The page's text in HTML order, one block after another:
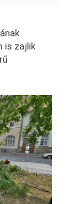
is zajlik